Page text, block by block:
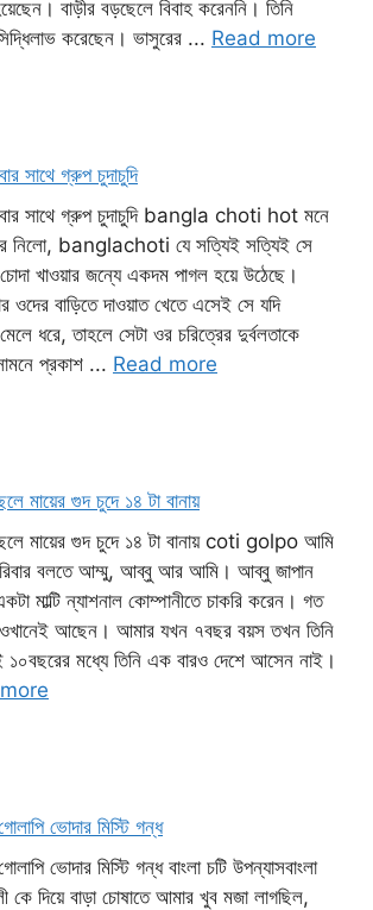
বাড়ীর বড়ছেলে বিবাহ করেননি। তিনি
করেছেন। ভাসুরের ... Read more
সাথে গ্রুপ চুদাচুদি
সবার সাথে গ্রুপ চুদাচুদি bangla choti hot মনে
নিলো, banglachoti যে সত্যিই সত্যিই সে
খাওয়ার জন্যে একদম পাগল হয়ে উঠেছে।
বাড়িতে দাওয়াত খেতে এসেই সে যদি
ধরে, তাহলে সেটা ওর চরিত্রের দুর্বলতাকে
প্রকাশ ... Read more
মায়ের গুদ চুদে ১৪ টা বানায়
মায়ের গুদ চুদে ১৪ টা বানায় coti golpo আমি
বলতে আম্মু, আব্বু আর আমি। আব্বু জাপান
মাল্টি ন্যাশনাল কোম্পানীতে চাকরি করেন। গত
ওখানেই আছেন। আমার যখন ৭বছর বয়স তখন তিনি
মধ্যে তিনি এক বারও দেশে আসেন নাই।
ভোদার মিস্টি গন্ধ
ভোদার মিস্টি গন্ধ বাংলা চটি উপন্যাসবাংলা
কে দিয়ে বাড়া চোষাতে আমার খুব মজা লাগছিল,